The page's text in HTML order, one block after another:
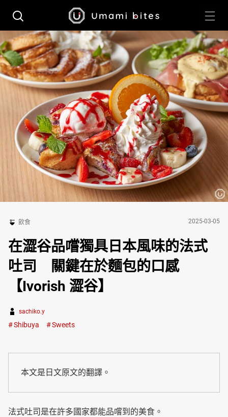
飲食 2025-03-05
在澀谷品嚐獨具日本風味的法式
吐司 關鍵在於麵包的口感
【Ivorish 澀谷】
sachiko.y
Shibuya Sweets
本文是日文原文的翻譯。
法式吐司是在許多國家都能品嚐到的美食。